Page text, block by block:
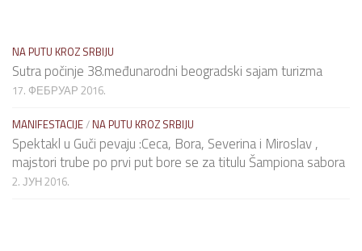
NA PUTU KROZ SRBIJU
Sutra počinje 38.međunarodni beogradski sajam turizma
17. ФЕБРУАР 2016.
MANIFESTACIJE/ NA PUTU KROZ SRBIJU
Spektakl u Guči pevaju :Ceca, Bora, Severina i Miroslav ,
majstori trube po prvi put bore se za titulu Šampiona sabora
2. ЈУН 2016.